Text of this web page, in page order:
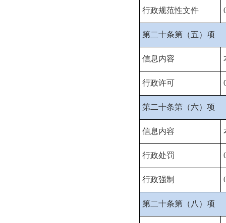
行政规范性文件
第二十条第（五）项
信息内容
行政许可
第二十条第（六）项
信息内容
行政处罚
行政强制
第二十条第（八）项